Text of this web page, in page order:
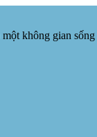
không gian